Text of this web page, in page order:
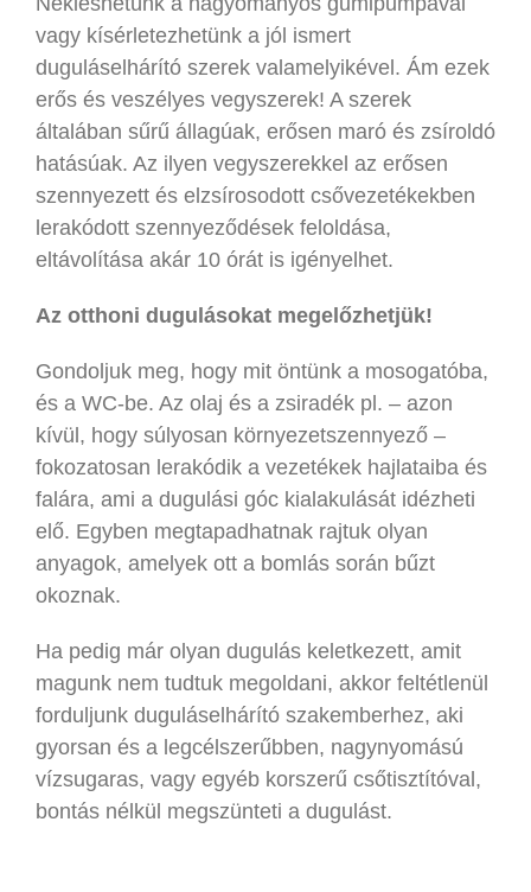
vagy kísérletezhetünk a jól ismert
duguláselhárító szerek valamelyikével. Ám ezek
erős és veszélyes vegyszerek! A szerek
általában sűrű állagúak, erősen maró és zsíroldó
hatásúak. Az ilyen vegyszerekkel az erősen
szennyezett és elzsírosodott csővezetékekben
lerakódott szennyeződések feloldása,
eltávolítása akár 10 órát is igényelhet.
Az otthoni dugulásokat megelőzhetjük!
Gondoljuk meg, hogy mit öntünk a mosogatóba,
és a WC-be. Az olaj és a zsiradék pl. – azon
kívül, hogy súlyosan környezetszennyező –
fokozatosan lerakódik a vezetékek hajlataiba és
falára, ami a dugulási góc kialakulását idézheti
elő. Egyben megtapadhatnak rajtuk olyan
anyagok, amelyek ott a bomlás során bűzt
okoznak.
Ha pedig már olyan dugulás keletkezett, amit
magunk nem tudtuk megoldani, akkor feltétlenül
forduljunk duguláselhárító szakemberhez, aki
gyorsan és a legcélszerűbben, nagynyomású
vízsugaras, vagy egyéb korszerű csőtisztítóval,
bontás nélkül megszünteti a dugulást.